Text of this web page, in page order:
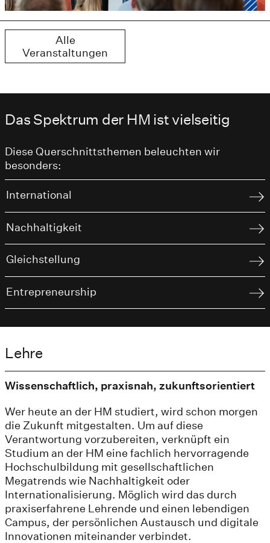
Alle
Veranstaltungen
Das Spektrum der HM ist vielseitig
Diese Querschnittsthemen beleuchten wir
besonders:
International
Nachhaltigkeit
Gleichstellung
Entrepreneurship
Lehre
Wissenschaftlich, praxisnah, zukunftsorientiert
Wer heute an der HM studiert, wird schon morgen
die Zukunft mitgestalten. Um auf diese
Verantwortung vorzubereiten, verknüpft ein
Studium an der HM eine fachlich hervorragende
Hochschulbildung mit gesellschaftlichen
Megatrends wie Nachhaltigkeit oder
Internationalisierung. Möglich wird das durch
praxiserfahrene Lehrende und einen lebendigen
Campus, der persönlichen Austausch und digitale
Innovationen miteinander verbindet.